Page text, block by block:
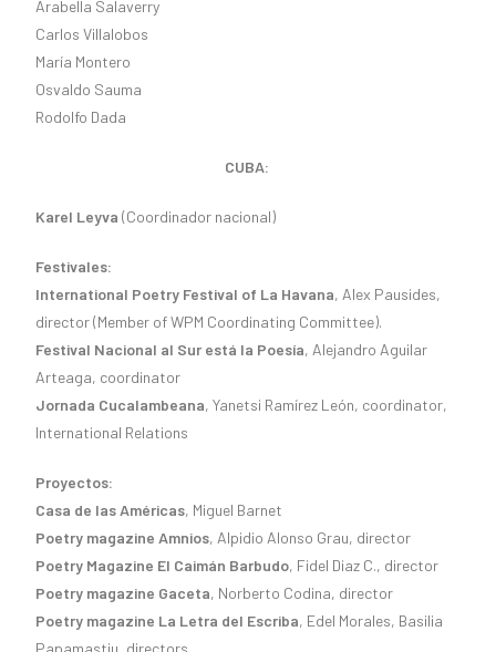
Arabella Salaverry
Carlos Villalobos
María Montero
Osvaldo Sauma
Rodolfo Dada
CUBA:
Karel Leyva (Coordinador nacional)
Festivales:
International Poetry Festival of La Havana, Alex Pausides,
director (Member of WPM Coordinating Committee).
Festival Nacional al Sur está la Poesía, Alejandro Aguilar
Arteaga, coordinator
Jornada Cucalambeana, Yanetsi Ramírez León, coordinator,
International Relations
Proyectos:
Casa de las Américas, Miguel Barnet
Poetry magazine Amnios, Alpidio Alonso Grau, director
Poetry Magazine El Caimán Barbudo, Fidel Diaz C., director
Poetry magazine Gaceta, Norberto Codina, director
Poetry magazine La Letra del Escriba, Edel Morales, Basilia